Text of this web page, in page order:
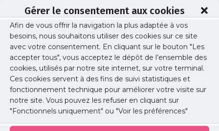
Gérer le consentement aux cookies
Afin de vous offrir la navigation la plus adaptée à vos
besoins, nous souhaitons utiliser des cookies sur ce site
avec votre consentement. En cliquant sur le bouton "Les
accepter tous", vous acceptez le dépôt de l’ensemble des
cookies, utilisés par notre site internet, sur votre terminal.
Ces cookies servent à des fins de suivi statistiques et
fonctionnement technique pour améliorer votre visite sur
notre site. Vous pouvez les refuser en cliquant sur
"Fonctionnels uniquement" ou "Voir les préférences"
snp
Publié le : 16 janvier 2020
Partager cet article :